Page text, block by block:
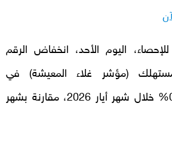
اليوم الأحد، انخفاض الرقم
(مؤشر غلاء المعيشة) في
فلسطين بنسبة 0.40% خلال شهر أيار 2026، مقارنة بشهر